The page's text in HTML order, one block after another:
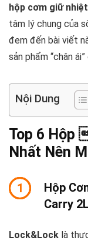
hộp cơm giữ nhiệt
tâm lý chung của
đem đến bài viết
sản phẩm “chân
Nội Dung
Top 6 Hộp
Nhất Nên
1
Hộp
Carry
Lock&Lock là